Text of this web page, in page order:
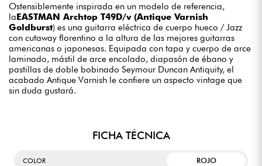
Ostensiblemente inspirada en un modelo de referencia,
laEASTMAN Archtop T49D/v (Antique Varnish
Goldburst) es una guitarra eléctrica de cuerpo hueco / Jazz
con cutaway florentino a la altura de las mejores guitarras
americanas o japonesas. Equipada con tapa y cuerpo de arce
laminado, mástil de arce encolado, diapasón de ébano y
pastillas de doble bobinado Seymour Duncan Antiquity, el
acabado Antique Varnish le confiere un aspecto vintage que
sin duda gustará.
FICHA TÉCNICA
COLOR ROJO